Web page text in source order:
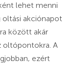
lehet menni
oltási akciónapot
között akár
oltópontokra. A
ezért